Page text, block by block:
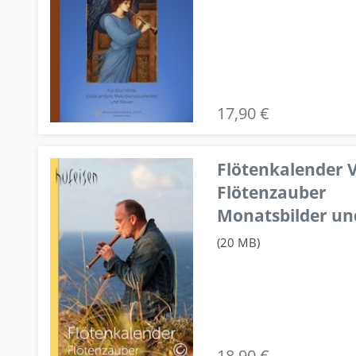
17,90 €
Flötenkalender
Flötenzauber
Monatsbilder
(20 MB)